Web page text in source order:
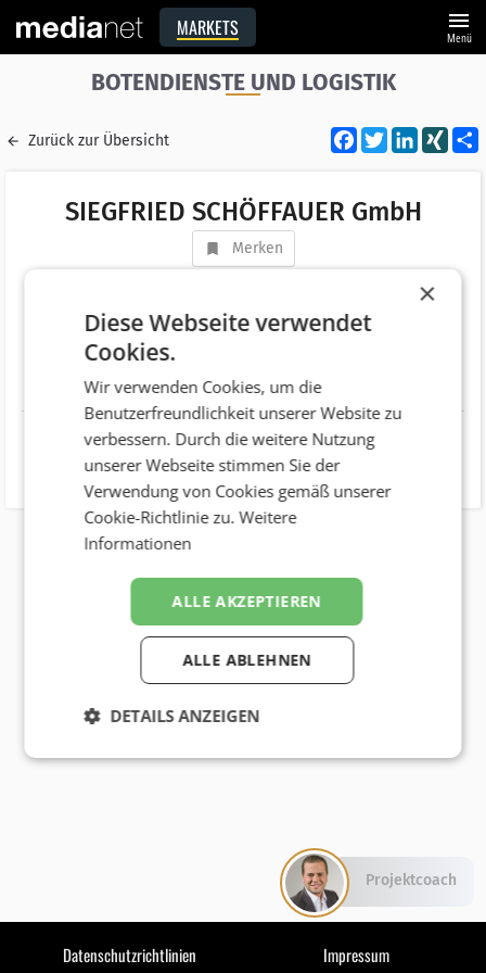
MARKETS menu
Menü
BOTENDIENSTE UND LOGISTIK
Zurück zur Übersicht Facebook
Twitter XING
SIEGFRIED SCHÖFFAUER GmbH
Merken
AT 1230 Wien
Telefonnummer +43 (1) 61425
Website http://www.hsartserviceaustria.com
Datenschutzrichtlinien Impressum
×
Diese Webseite verwendet
Cookies.
Wir verwenden Cookies, um die
Benutzerfreundlichkeit unserer Website zu
verbessern. Durch die weitere Nutzung
unserer Webseite stimmen Sie der
Verwendung von Cookies gemäß unserer
Cookie-Richtlinie zu.Weitere
Informationen
ALLE AKZEPTIEREN
ALLE ABLEHNEN
DETAILS ANZEIGEN
Projektcoach